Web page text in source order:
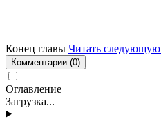
Конец главы Читать следующую
Комментарии (0)
Оглавление
Загрузка...